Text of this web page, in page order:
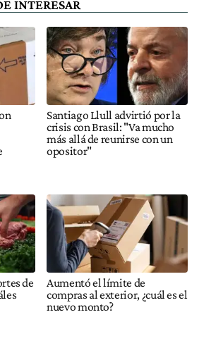
INTERESAR
Santiago Llull advirtió por la
crisis con Brasil: "Va mucho
más allá de reunirse con un
opositor"
de
Aumentó el límite de
compras al exterior, ¿cuál es el
nuevo monto?